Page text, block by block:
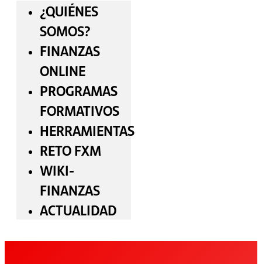
¿QUIÉNES
SOMOS?
FINANZAS
ONLINE
PROGRAMAS
FORMATIVOS
HERRAMIENTAS
RETO FXM
WIKI-
FINANZAS
ACTUALIDAD